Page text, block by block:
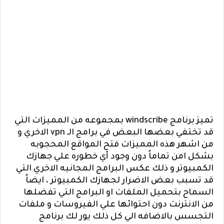
تميز برنامج windscribe بمجموعه من المميزات التي
قد تختفي بعضها البعض في برامج الـ vpn الاخري و
من اشهر هذه المميزات فتح المواقع المحجوبه
بشكل امن تماماً دون وجود أي خطوره علي جهازك
الكمبيوتر و ذلك عكس البرامج المجانيه الاخري التي
قد تسبب بعض الاضرار لجهازك الكمبيوتر ، ايضاً
السماح بتحميل الملفات او البرامج التي تفضلها
من الانترنت دون احتوائها علي الفيروسات و ملفات
التجسس بالاضافه الي كل ذلك يور لك برنامج